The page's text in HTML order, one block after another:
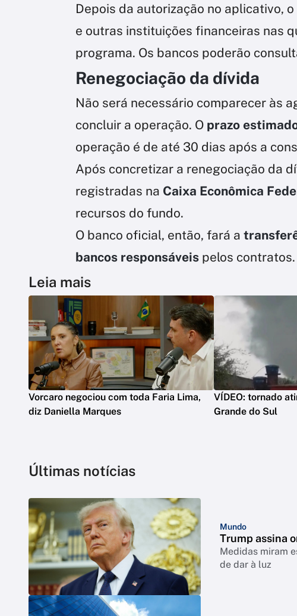
Depois da autorização no aplicativo, o
e outras instituições financeiras nas
programa. Os bancos poderão
Renegociação da dívida
Não será necessário comparecer às
concluir a operação. O prazo
operação é de até 30 dias após a
Após concretizar a renegociação da
registradas na Caixa Econômica
recursos do fundo.
O banco oficial, então, fará a
bancos responsáveis pelos contratos.
Leia mais
Vorcaro negociou com toda Faria Lima,
diz Daniella Marques
VÍDEO: tornado
Grande do Sul
Últimas notícias
Mundo
Trump assina
Medidas miram
de dar à luz